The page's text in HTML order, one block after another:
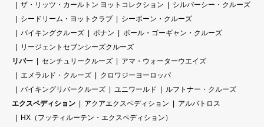
ザ・リッツ・カールトン ヨットコレクション
シルバーシー・クルーズ
シードリーム・ヨットクラブ
シーボーン・クルーズ
バイキングクルーズ
ポナン
ポール・ゴーギャン・クルーズ
リージェントセブンシーズクルーズ
リバー
センチュリークルーズ
アマ・ウォーターウエイズ
エメラルド・クルーズ
クロワジーヨーロッパ
バイキングリバークルーズ
ユニワールド
ルフトナー・クルーズ
エクスペディション
アクアエクスペディション
アルバトロス
HX（フッティルーテン・エクスペディション）